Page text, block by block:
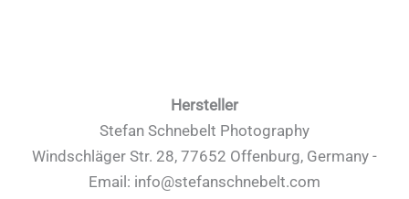
Hersteller
Stefan Schnebelt Photography
Windschläger Str. 28, 77652 Offenburg, Germany -
Email: info@stefanschnebelt.com